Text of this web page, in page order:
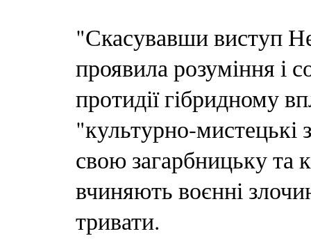
"Скасувавши виступ
проявила розуміння і
протидії гібридному
"культурно-
свою загарбницьку та
вчиняють воєнні
тривати.